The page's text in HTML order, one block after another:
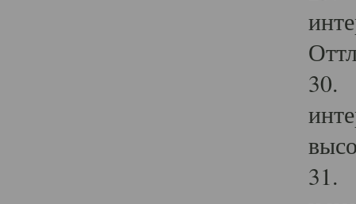
30.
31.